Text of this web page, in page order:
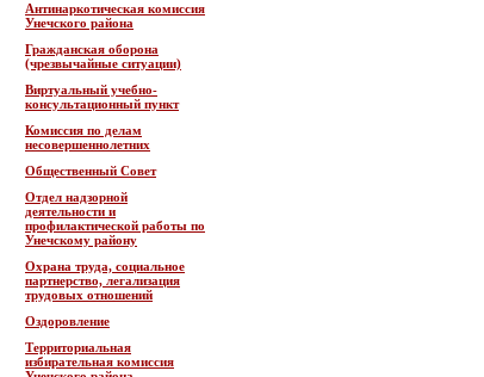
Антинаркотическая комиссия
Унечского района
Гражданская оборона
(чрезвычайные ситуации)
Виртуальный учебно-
консультационный пункт
Комиссия по делам
несовершеннолетних
Общественный Совет
Отдел надзорной
деятельности и
профилактической работы по
Унечскому району
Охрана труда, социальное
партнерство, легализация
трудовых отношений
Оздоровление
Территориальная
избирательная комиссия